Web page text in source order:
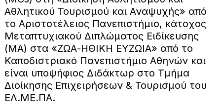
Αθλητικού Τουρισμού και Αναψυχής» από
το Αριστοτέλειος Πανεπιστήμιο, κάτοχος
Μεταπτυχιακού Διπλώματος Ειδίκευσης
(MA) στα «ΖΩΑ-ΗΘΙΚΗ ΕΥΖΩΙΑ» από το
Καποδιστριακό Πανεπιστήμιο Αθηνών και
είναι υποψήφιος Διδάκτωρ στο Τμήμα
Διοίκησης Επιχειρήσεων & Τουρισμού του
ΕΛ.ΜΕ.ΠΑ.